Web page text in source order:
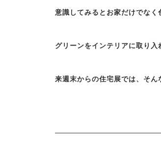
意識してみるとお家だけでなく
グリーンをインテリアに取り入
来週末からの住宅展では、そ